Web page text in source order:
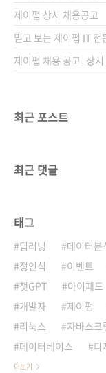
뷰로 진행해 보았습니다 ★
처! 장엄신 괘불탱을 만나
통 공예에 관심이 많아요.
제이펍 상시 채용공고
믿고 보는 제이펍 IT
제이펍 채용 공고_상시
최근 포스트
최근 댓글
태그
딥러닝 데이터분
정인식
이벤트
챗GPT
아이패드
개발자
제이펍
리눅스
자바스크
데이터베이스
디
더보기